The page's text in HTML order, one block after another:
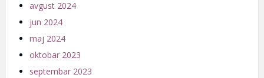
avgust 2024
jun 2024
maj 2024
oktobar 2023
septembar 2023